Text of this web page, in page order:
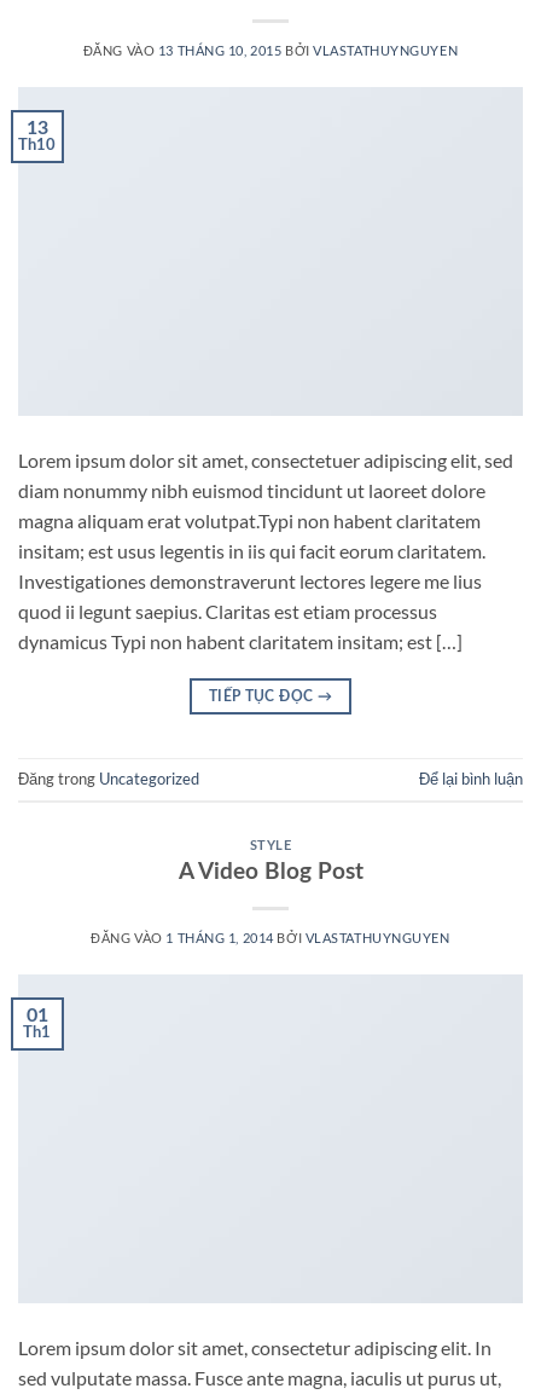
ĐĂNG VÀO 13 THÁNG 10, 2015 BỞIVLASTATHUYNGUYEN
13
Th10
Lorem ipsum dolor sit amet, consectetuer adipiscing elit, sed
diam nonummy nibh euismod tincidunt ut laoreet dolore
magna aliquam erat volutpat.Typi non habent claritatem
insitam; est usus legentis in iis qui facit eorum claritatem.
Investigationes demonstraverunt lectores legere me lius
quod ii legunt saepius. Claritas est etiam processus
dynamicus Typi non habent claritatem insitam; est […]
TIẾP TỤC ĐỌC →
Đăng trong Uncategorized Để lại bình luận
STYLE
A Video Blog Post
ĐĂNG VÀO 1 THÁNG 1, 2014 BỞI VLASTATHUYNGUYEN
01
Th1
Lorem ipsum dolor sit amet, consectetur adipiscing elit. In
sed vulputate massa. Fusce ante magna, iaculis ut purus ut,